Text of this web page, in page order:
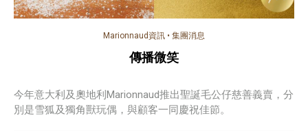
Marionnaud資訊 • 集團消息
傳播微笑
今年意大利及奧地利Marionnaud推出聖誕毛公仔慈善義賣，分
別是雪狐及獨角獸玩偶，與顧客一同慶祝佳節。